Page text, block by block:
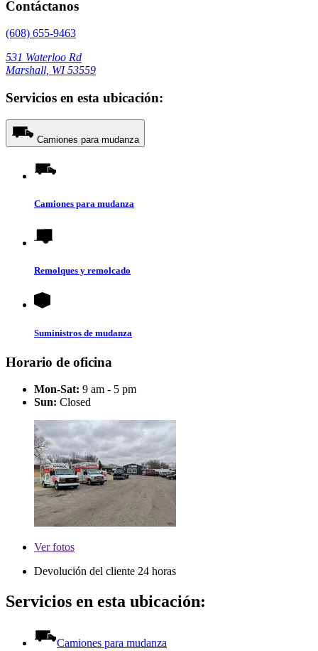
Contáctanos
(608) 655-9463
531 Waterloo Rd
Marshall, WI 53559
Servicios en esta ubicación:
Camiones para mudanza
Camiones para mudanza
Remolques y remolcado
Suministros de mudanza
Horario de oficina
Mon-Sat: 9 am - 5 pm
Sun: Closed
Verfotos
Devolución del cliente 24 horas
Servicios en esta ubicación:
Camiones para mudanza